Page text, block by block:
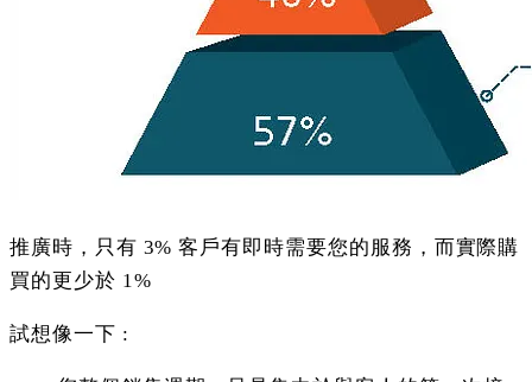
推廣時，只有 3% 客戶有即時需要您的服務，而實際購
買的更少於 1%
試想像一下 :